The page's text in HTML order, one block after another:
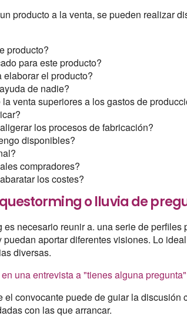
producto a la venta, se pueden realizar
producto?
para este producto?
el producto?
de nadie?
venta superiores a los gastos de
los procesos de fabricación?
disponibles?
compradores?
los costes?
o lluvia de
necesario reunir a. una serie de perfiles
aportar diferentes visiones. Lo
diversas.
una entrevista a "tienes alguna
el convocante puede de guiar la discusión
con las que arrancar.